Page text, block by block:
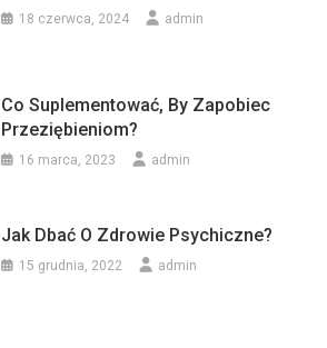
18 czerwca, 2024 admin
Co Suplementować, By Zapobiec
Przeziębieniom?
16 marca, 2023 admin
Jak Dbać O Zdrowie Psychiczne?
15 grudnia, 2022 admin